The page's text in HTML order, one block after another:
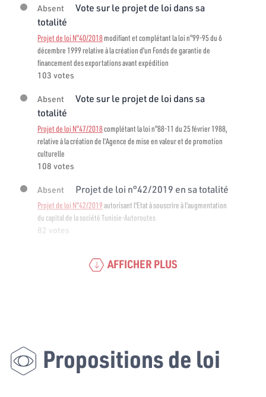
Absent
Vote sur le projet de loi dans sa
totalité
Projet de loi N°40/2018modifiant et complétant la loi n°99-95 du 6
décembre 1999 relative à la création d'un Fonds de garantie de
financement des exportations avant expédition
103 votes
Absent
Vote sur le projet de loi dans sa
totalité
Projet de loi N°47/2018complétant la loi n°88-11 du 25 février 1988,
relative à la création de l’Agence de mise en valeur et de promotion
culturelle
108 votes
Absent Projet de loi n°42/2019 en sa totalité
Projet de loi N°42/2019autorisant l'Etat à souscrire à l'augmentation
du capital de la société Tunisie-Autoroutes
82 votes
AFFICHER PLUS
Propositions de loi